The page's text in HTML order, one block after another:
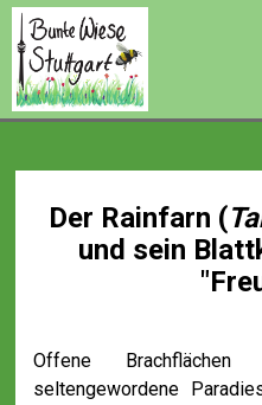
Der Rainfarn (
und sein
Offene
seltengewordene